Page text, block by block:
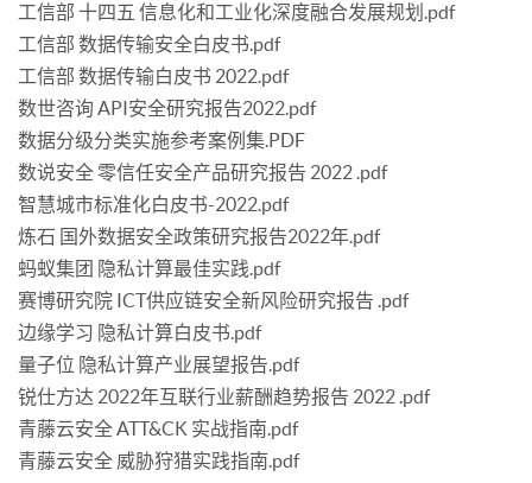
工信部 十四五 信息化和工业化深度融合发展规划.pdf
工信部 数据传输安全白皮书.pdf
工信部 数据传输白皮书 2022.pdf
数世咨询 API安全研究报告2022.pdf
数据分级分类实施参考案例集.PDF
数说安全 零信任安全产品研究报告 2022 .pdf
智慧城市标准化白皮书-2022.pdf
炼石 国外数据安全政策研究报告2022年.pdf
蚂蚁集团 隐私计算最佳实践.pdf
赛博研究院 ICT供应链安全新风险研究报告 .pdf
边缘学习 隐私计算白皮书.pdf
量子位 隐私计算产业展望报告.pdf
锐仕方达 2022年互联行业薪酬趋势报告 2022 .pdf
青藤云安全 ATT&CK 实战指南.pdf
青藤云安全 威胁狩猎实践指南.pdf